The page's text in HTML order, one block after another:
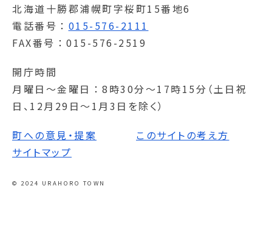
北海道十勝郡浦幌町字桜町15番地6
電話番号
015-576-2111
FAX番号
015-576-2519
開庁時間
月曜日～金曜日
8時30分～17時15分（土日祝
日、12月29日～1月3日を除く）
町への意見・提案
このサイトの考え方
サイトマップ
© 2024 URAHORO TOWN